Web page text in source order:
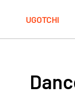
UGOTCHI